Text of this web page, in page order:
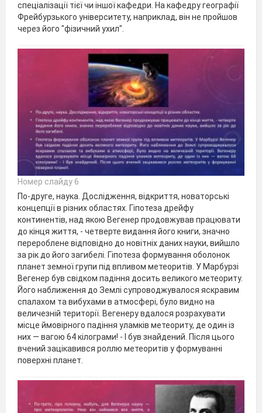
спеціалізації тієї чи іншої кафедри. На кафедру географії
Фрейбурзького університету, наприклад, він не пройшов
через його "фізичний ухил".
Номер слайду 6
По-друге, наука. Дослідження, відкриття, новаторські
концепції в різних областях. Гіпотеза дрейфу
континентів, над якою Вегенер продовжував працювати
до кінця життя, - четверте видання його книги, значно
перероблене відповідно до новітніх даних науки, вийшло
за рік до його загибелі. Гіпотеза формування оболонок
планет земної групи під впливом метеоритів. У Марбурзі
Вегенер був свідком падіння досить великого метеориту.
Його наближення до Землі супроводжувалося яскравим
спалахом та вибухами в атмосфері, було видно на
величезній території. Вегенеру вдалося розрахувати
місце ймовірного падіння уламків метеориту, де один із
них — вагою 64 кілограми! - І був знайдений. Після цього
вчений зацікавився роллю метеоритів у формуванні
поверхні планет.